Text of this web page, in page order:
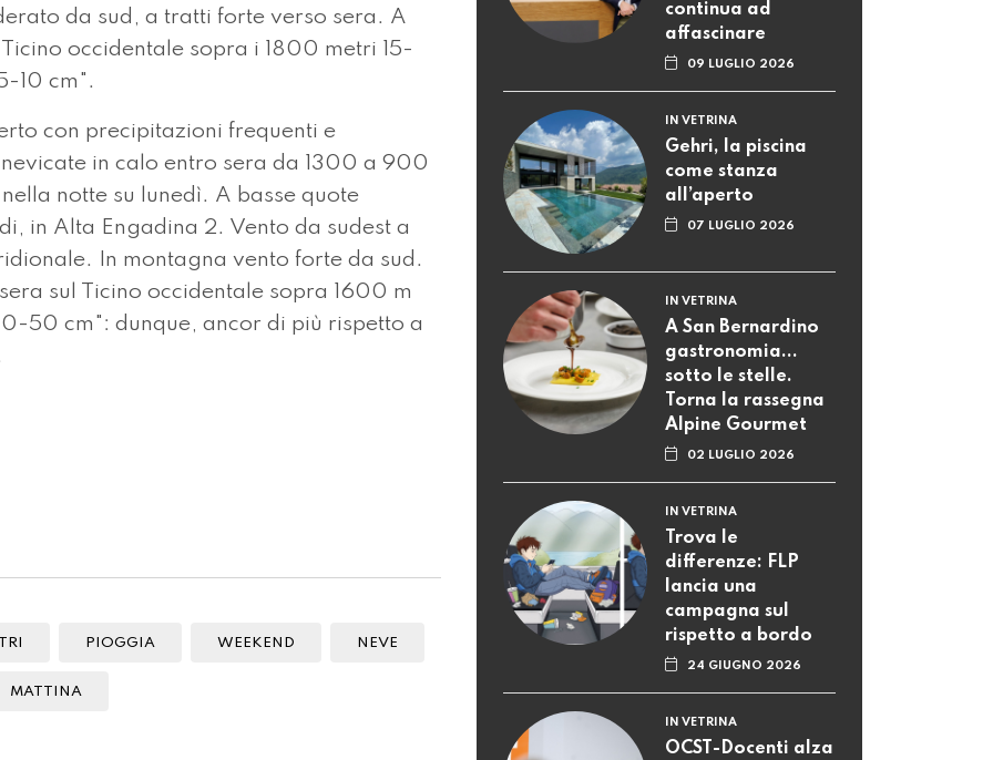
da sud, a tratti forte verso sera. A
occidentale sopra i 1800 metri 15-
10 cm".
con precipitazioni frequenti e
in calo entro sera da 1300 a 900
notte su lunedì. A basse quote
in Alta Engadina 2. Vento da sudest a
In montagna vento forte da sud.
sul Ticino occidentale sopra 1600 m
50 cm": dunque, ancor di più rispetto a
PIOGGIA WEEKEND NEVE
MATTINA
continua ad
affascinare
09 LUGLIO 2026
IN VETRINA
Gehri, la piscina
come stanza
all’aperto
07 LUGLIO 2026
IN VETRINA
A San Bernardino
gastronomia...
sotto le stelle.
Torna la rassegna
Alpine Gourmet
02 LUGLIO 2026
IN VETRINA
Trova le
differenze: FLP
lancia una
campagna sul
rispetto a bordo
24 GIUGNO 2026
IN VETRINA
OCST-Docenti alza